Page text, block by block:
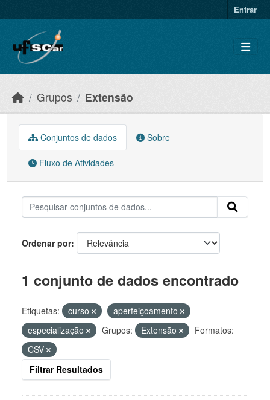
Entrar
Grupos Extensão
Conjuntos de dados Sobre
Fluxo de Atividades
Ordenar por
1 conjunto de dados encontrado
Etiquetas: curso
aperfeiçoamento
especialização
Grupos: Extensão
Formatos:
CSV
Filtrar Resultados